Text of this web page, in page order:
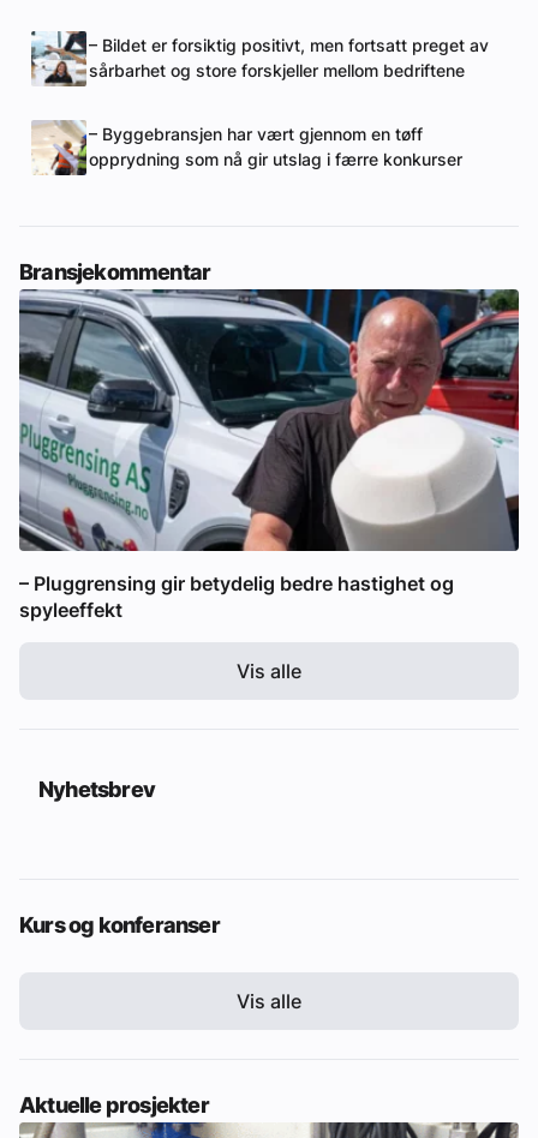
– Bildet er forsiktig positivt, men fortsatt preget av
sårbarhet og store forskjeller mellom bedriftene
– Byggebransjen har vært gjennom en tøff
opprydning som nå gir utslag i færre konkurser
Bransjekommentar
– Pluggrensing gir betydelig bedre hastighet og
spyleeffekt
Vis alle
Nyhetsbrev
Kurs og konferanser
Vis alle
Aktuelle prosjekter